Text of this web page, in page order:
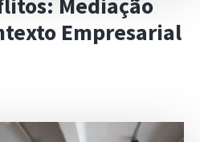
Empresarial